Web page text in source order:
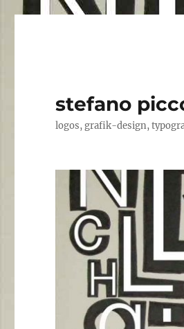
stefano
logos, grafik-design,